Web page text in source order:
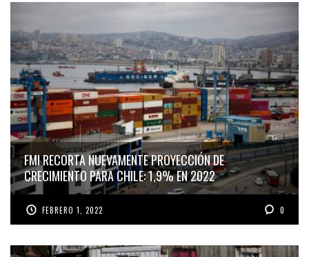
FMI RECORTA NUEVAMENTE PROYECCIÓN DE
CRECIMIENTO PARA CHILE: 1,9% EN 2022
FEBRERO 1, 2022 0